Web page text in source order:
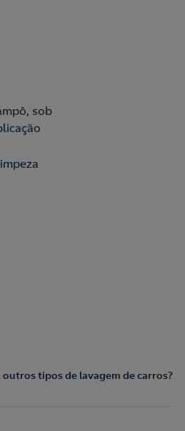
sob
outros tipos de lavagem de carros?